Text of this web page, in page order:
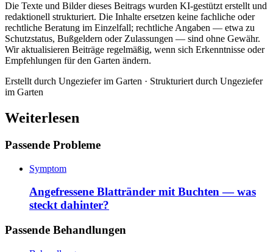
Die Texte und Bilder dieses Beitrags wurden KI-gestützt erstellt und
redaktionell strukturiert. Die Inhalte ersetzen keine fachliche oder
rechtliche Beratung im Einzelfall; rechtliche Angaben — etwa zu
Schutzstatus, Bußgeldern oder Zulassungen — sind ohne Gewähr.
Wir aktualisieren Beiträge regelmäßig, wenn sich Erkenntnisse oder
Empfehlungen für den Garten ändern.
Erstellt durch Ungeziefer im Garten · Strukturiert durch Ungeziefer
im Garten
Weiterlesen
Passende Probleme
Symptom
Angefressene Blattränder mit Buchten — was
steckt dahinter?
Passende Behandlungen